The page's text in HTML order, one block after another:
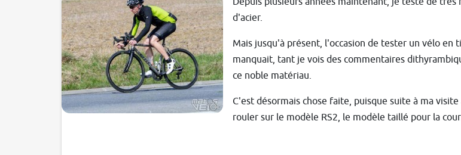
d'acier.
Mais jusqu'à présent, l'occasion de tester un vélo
manquait, tant je vois des commentaires
ce noble matériau.
C'est désormais chose faite, puisque suite à ma
rouler sur le modèle RS2, le modèle taillé pour la